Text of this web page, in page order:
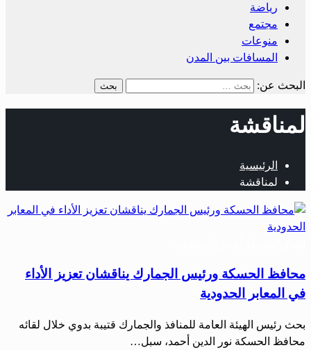
رياضة
مجتمع
منوعات
المسافات بين المدن
البحث عن:
لمناقشة
الرئيسية
لمناقشة
محافظ الحسكة ورئيس الجمارك يناقشان تعزيز الأداء
في المعابر الحدودية
بحث رئيس الهيئة العامة للمنافذ والجمارك قتيبة بدوي خلال لقائه
محافظ الحسكة نور ‌‏الدين أحمد، سبل…